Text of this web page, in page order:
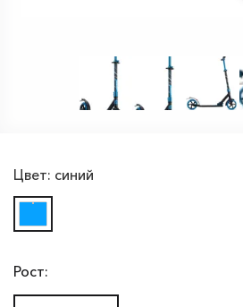
Цвет: синий
Рост: